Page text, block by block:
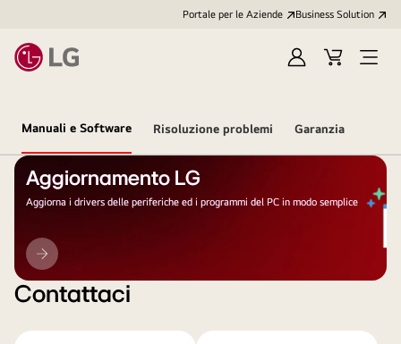
Portale per le Aziende Business Solution
AccediCart
Open
Manuali e Software Risoluzione problemi Garanzia
Aggiornamento LG
Aggiorna i drivers delle periferiche ed i programmi del PC in modo semplice
Aggiornamento
LG
Contattaci